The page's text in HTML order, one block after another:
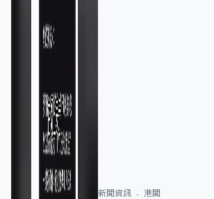
新聞資訊 港聞